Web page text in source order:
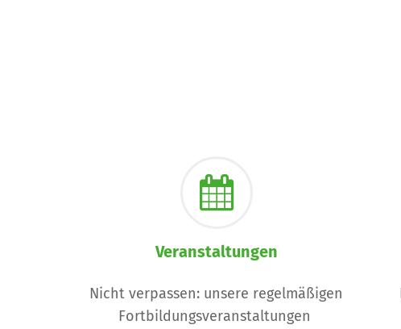
Veranstaltungen
Nicht verpassen: unsere regelmäßigen
Fortbildungsveranstaltungen